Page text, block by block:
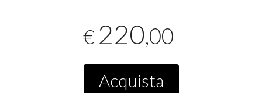
€ 220,00
Acquista